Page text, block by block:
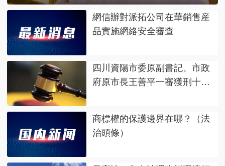
網信辦對派拓公司在華銷售産
品實施網絡安全審查
四川資陽市委原副書記、市政
府原市長王善平一審獲刑十一
商標權的保護邊界在哪？（法
治頭條）